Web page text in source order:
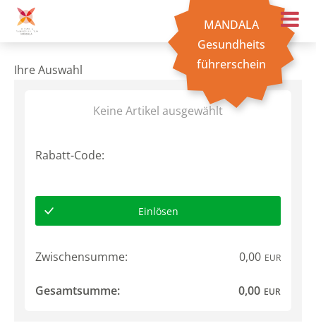
Ihre Auswahl
Keine Artikel ausgewählt
Rabatt-Code:
Einlösen
Zwischensumme: 0,00 EUR
Gesamtsumme: 0,00 EUR
MANDALA
Gesundheits
führerschein